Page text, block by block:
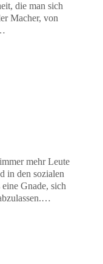
die man sich
Macher, von
mehr Leute
in den sozialen
Gnade, sich